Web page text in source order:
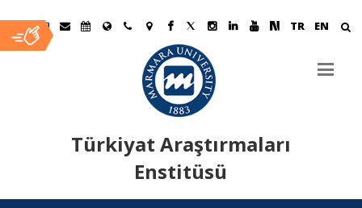
TR EN
Türkiyat Araştırmaları
Enstitüsü